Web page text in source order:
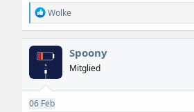
R
e
a
k
t
o
n
e
Wolke
Spoony
Mitglied
06 Feb